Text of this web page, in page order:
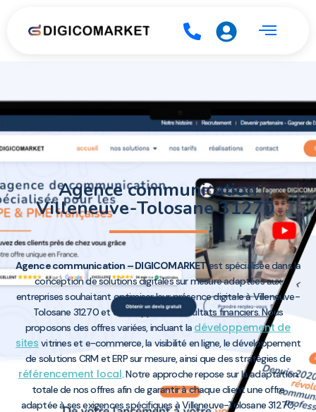
Agence communication
Villeneuve-Tolosane 31270
Agence communication – DIGICOMARKETest spécialisée dans la
conception de solutions digitales sur mesure adaptées aux
entreprises souhaitant optimiser leur présence digitale à Villeneuve-
Tolosane 31270 et développer leur résultats financiers. Nous
proposons des offres variées, incluant la développement de
sites vitrines et e-commerce, la visibilité en ligne, le développement
de solutions CRM et ERP sur mesure, ainsi que des stratégies de
référencement local . Notre approche repose sur la adaptation
totale de nos offres afin de garantir à chaque client une offre
adaptée à ses exigences spécifiques à Villeneuve-Tolosane 31270,